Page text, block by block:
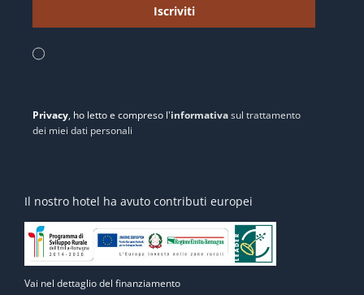
Iscriviti
Privacy, ho letto e compreso l'informativasul trattamento
dei miei dati personali
Il nostro hotel ha avuto contributi europei
Vai nel dettaglio del finanziamento